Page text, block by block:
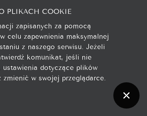
PLIKACH COOKIE
zapisanych za pomocą
celu zapewnienia maksymalnej
z naszego serwisu. Jeżeli
komunikat, jeśli nie
ustawienia dotyczące plików
w swojej przeglądarce.